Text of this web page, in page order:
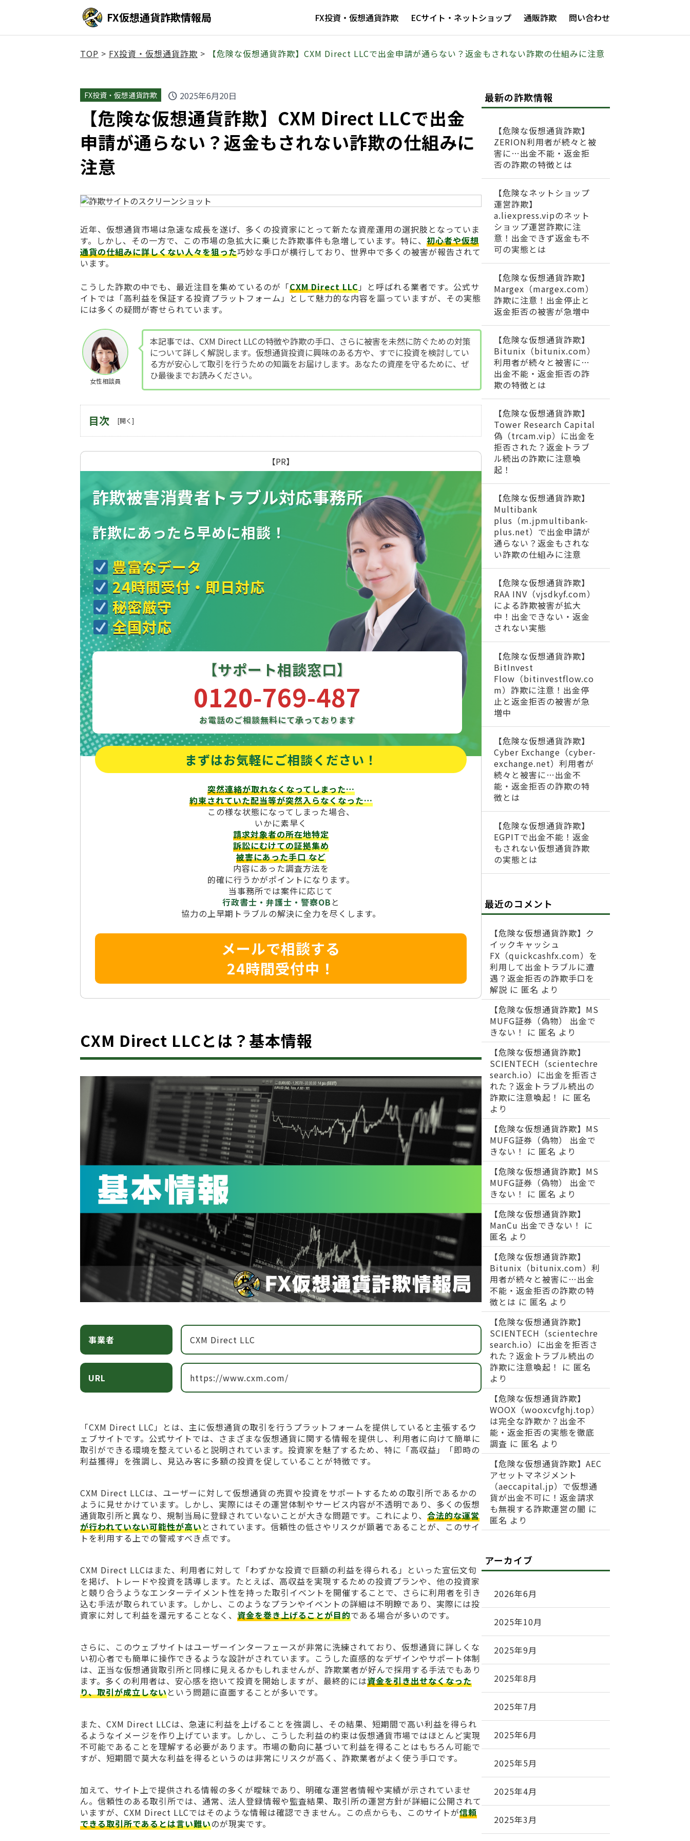
FX仮想通貨詐欺情報局 FX投資・仮想通貨詐欺 ECサイト・ネットショップ 通販詐欺 問い合わせ
TOP > FX投資・仮想通貨詐欺 > 【危険な仮想通貨詐欺】CXM Direct LLCで出金申請が通らない？返金もされない詐欺の仕組みに注意
FX投資・仮想通貨詐欺 schedule 2025年6月20日
【危険な仮想通貨詐欺】CXM Direct LLCで出金
申請が通らない？返金もされない詐欺の仕組みに
注意
近年、仮想通貨市場は急速な成長を遂げ、多くの投資家にとって新たな資産運用の選択肢となっていま
す。しかし、その一方で、この市場の急拡大に乗じた詐欺事件も急増しています。特に、 初心者や仮想
通貨の仕組みに詳しくない人々を狙った巧妙な手口が横行しており、世界中で多くの被害が報告されて
います。
こうした詐欺の中でも、最近注目を集めているのが「CXM Direct LLC」と呼ばれる業者です。公式サ
イトでは「高利益を保証する投資プラットフォーム」として魅力的な内容を謳っていますが、その実態
には多くの疑問が寄せられています。
女性相談員
本記事では、CXM Direct LLCの特徴や詐欺の手口、さらに被害を未然に防ぐための対策
について詳しく解説します。仮想通貨投資に興味のある方や、すでに投資を検討してい
る方が安心して取引を行うための知識をお届けします。あなたの資産を守るために、ぜ
ひ最後までお読みください。
目次
【PR】
詐欺被害消費者トラブル対応事務所
詐欺にあったら早めに相談！
豊富なデータ
24時間受付・即日対応
秘密厳守
全国対応
【サポート相談窓口】
0120-769-487
お電話のご相談無料にて承っております
まずはお気軽にご相談ください！
突然連絡が取れなくなってしまった…
約束されていた配当等が突然入らなくなった…
この様な状態になってしまった場合、
いかに素早く
請求対象者の所在地特定
訴訟にむけての証拠集め
被害にあった手口など
内容にあった調査方法を
的確に行うかがポイントになります。
当事務所では案件に応じて
行政書士・弁護士・警察OB と
協力の上早期トラブルの解決に全力を尽くします。
メールで相談する
24時間受付中！
CXM Direct LLCとは？基本情報
事業者 CXM Direct LLC
URL https://www.cxm.com/
「CXM Direct LLC」とは、主に仮想通貨の取引を行うプラットフォームを提供していると主張するウ
ェブサイトです。公式サイトでは、さまざまな仮想通貨に関する情報を提供し、利用者に向けて簡単に
取引ができる環境を整えていると説明されています。投資家を魅了するため、特に「高収益」「即時の
利益獲得」を強調し、見込み客に多額の投資を促していることが特徴です。
CXM Direct LLCは、ユーザーに対して仮想通貨の売買や投資をサポートするための取引所であるかの
ように見せかけています。しかし、実際にはその運営体制やサービス内容が不透明であり、多くの仮想
通貨取引所と異なり、規制当局に登録されていないことが大きな問題です。これにより、 合法的な運営
が行われていない可能性が高いとされています。信頼性の低さやリスクが顕著であることが、このサイ
トを利用する上での警戒すべき点です。
CXM Direct LLCはまた、利用者に対して「わずかな投資で巨額の利益を得られる」といった宣伝文句
を掲げ、トレードや投資を誘導します。たとえば、高収益を実現するための投資プランや、他の投資家
と競り合うようなエンターテイメント性を持った取引イベントを開催することで、さらに利用者を引き
込む手法が取られています。しかし、このようなプランやイベントの詳細は不明瞭であり、実際には投
資家に対して利益を還元することなく、 資金を巻き上げることが目的である場合が多いのです。
さらに、このウェブサイトはユーザーインターフェースが非常に洗練されており、仮想通貨に詳しくな
い初心者でも簡単に操作できるような設計がされています。こうした直感的なデザインやサポート体制
は、正当な仮想通貨取引所と同様に見えるかもしれませんが、詐欺業者が好んで採用する手法でもあり
ます。多くの利用者は、安心感を抱いて投資を開始しますが、最終的には資金を引き出せなくなった
り、取引が成立しないという問題に直面することが多いです。
また、CXM Direct LLCは、急速に利益を上げることを強調し、その結果、短期間で高い利益を得られ
るようなイメージを作り上げています。しかし、こうした利益の約束は仮想通貨市場ではほとんど実現
不可能であることを理解する必要があります。市場の動向に基づいて利益を得ることはもちろん可能で
すが、短期間で莫大な利益を得るというのは非常にリスクが高く、詐欺業者がよく使う手口です。
加えて、サイト上で提供される情報の多くが曖昧であり、明確な運営者情報や実績が示されていませ
ん。信頼性のある取引所では、通常、法人登録情報や監査結果、取引所の運営方針が詳細に公開されて
いますが、CXM Direct LLCではそのような情報は確認できません。この点からも、このサイトが信頼
できる取引所であるとは言い難いのが現実です。
最新の詐欺情報
【危険な仮想通貨詐欺】
ZERION利用者が続々と被
害に…出金不能・返金拒
否の詐欺の特徴とは
【危険なネットショップ
運営詐欺】
a.liexpress.vipのネット
ショップ運営詐欺に注
意！出金できず返金も不
可の実態とは
【危険な仮想通貨詐欺】
Margex（margex.com）
詐欺に注意！出金停止と
返金拒否の被害が急増中
【危険な仮想通貨詐欺】
Bitunix（bitunix.com）
利用者が続々と被害に…
出金不能・返金拒否の詐
欺の特徴とは
【危険な仮想通貨詐欺】
Tower Research Capital
偽（trcam.vip）に出金を
拒否された？返金トラブ
ル続出の詐欺に注意喚
起！
【危険な仮想通貨詐欺】
Multibank
plus（m.jpmultibank-
plus.net）で出金申請が
通らない？返金もされな
い詐欺の仕組みに注意
【危険な仮想通貨詐欺】
RAA INV（vjsdkyf.com）
による詐欺被害が拡大
中！出金できない・返金
されない実態
【危険な仮想通貨詐欺】
BitInvest
Flow（bitinvestflow.co
m）詐欺に注意！出金停
止と返金拒否の被害が急
増中
【危険な仮想通貨詐欺】
Cyber Exchange（cyber-
exchange.net）利用者が
続々と被害に…出金不
能・返金拒否の詐欺の特
徴とは
【危険な仮想通貨詐欺】
EGPITで出金不能！返金
もされない仮想通貨詐欺
の実態とは
最近のコメント
【危険な仮想通貨詐欺】ク
イックキャッシュ
FX（quickcashfx.com）を
利用して出金トラブルに遭
遇？返金拒否の詐欺手口を
解説 に 匿名 より
【危険な仮想通貨詐欺】MS
MUFG証券（偽物） 出金で
きない！
に 匿名 より
【危険な仮想通貨詐欺】
SCIENTECH（scientechre
search.io）に出金を拒否さ
れた？返金トラブル続出の
詐欺に注意喚起！
に 匿名
より
【危険な仮想通貨詐欺】MS
MUFG証券（偽物） 出金で
きない！
に 匿名 より
【危険な仮想通貨詐欺】MS
MUFG証券（偽物） 出金で
きない！
に 匿名 より
【危険な仮想通貨詐欺】
ManCu 出金できない！
に
匿名 より
【危険な仮想通貨詐欺】
Bitunix（bitunix.com）利
用者が続々と被害に…出金
不能・返金拒否の詐欺の特
徴とは に 匿名 より
【危険な仮想通貨詐欺】
SCIENTECH（scientechre
search.io）に出金を拒否さ
れた？返金トラブル続出の
詐欺に注意喚起！
に 匿名
より
【危険な仮想通貨詐欺】
WOOX（wooxcvfghj.top）
は完全な詐欺か？出金不
能・返金拒否の実態を徹底
調査 に 匿名 より
【危険な仮想通貨詐欺】AEC
アセットマネジメント
（aeccapital.jp）で仮想通
貨が出金不可に！返金請求
も無視する詐欺運営の闇 に
匿名 より
アーカイブ
2026年6月
2025年10月
2025年9月
2025年8月
2025年7月
2025年6月
2025年5月
2025年4月
2025年3月